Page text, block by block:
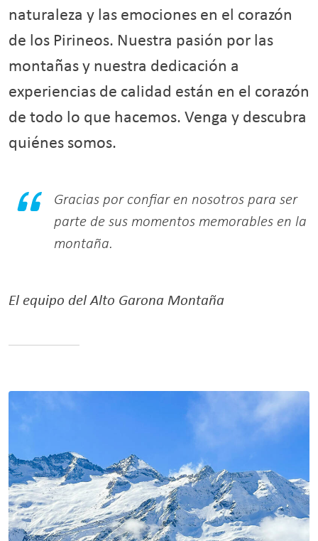
naturaleza y las emociones en el corazón
de los Pirineos. Nuestra pasión por las
montañas y nuestra dedicación a
experiencias de calidad están en el corazón
de todo lo que hacemos. Venga y descubra
quiénes somos.
Gracias por confiar en nosotros para ser
parte de sus momentos memorables en la
montaña.
El equipo del Alto Garona Montaña